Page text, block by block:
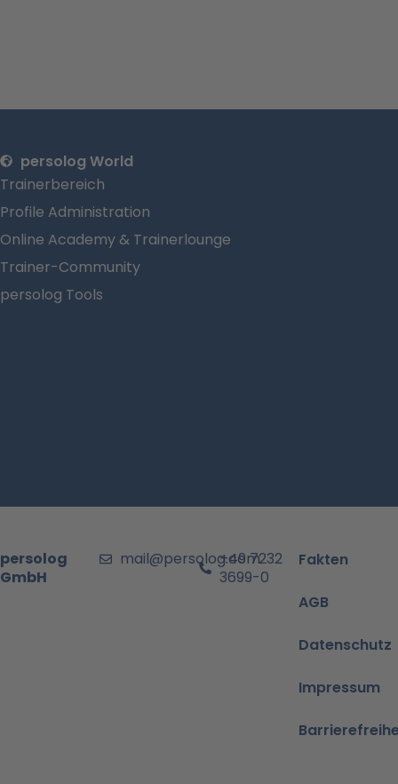
persolog World
Trainerbereich
Profile Administration
Online Academy & Trainerlounge
Trainer-Community
persolog Tools
persolog
GmbH
mail@persolog.com
+49 7232
3699-0
Fakten
AGB
Datenschutz
Impressum